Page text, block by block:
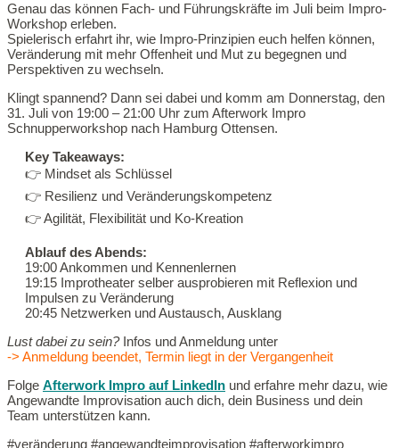
Genau das können Fach- und Führungskräfte im Juli beim Impro-
Workshop erleben.
Spielerisch erfahrt ihr, wie Impro-Prinzipien euch helfen können,
Veränderung mit mehr Offenheit und Mut zu begegnen und
Perspektiven zu wechseln.
Klingt spannend? Dann sei dabei und komm am Donnerstag, den
31. Juli von 19:00 – 21:00 Uhr zum Afterwork Impro
Schnupperworkshop nach Hamburg Ottensen.
Key Takeaways:
👉 Mindset als Schlüssel
👉 Resilienz und Veränderungskompetenz
👉 Agilität, Flexibilität und Ko-Kreation
Ablauf des Abends:
19:00 Ankommen und Kennenlernen
19:15 Improtheater selber ausprobieren mit Reflexion und
Impulsen zu Veränderung
20:45 Netzwerken und Austausch, Ausklang
Lust dabei zu sein?Infos und Anmeldung unter
-> Anmeldung beendet, Termin liegt in der Vergangenheit
Folge Afterwork Impro auf LinkedIn und erfahre mehr dazu, wie
Angewandte Improvisation auch dich, dein Business und dein
Team unterstützen kann.
#veränderung #angewandteimprovisation #afterworkimpro